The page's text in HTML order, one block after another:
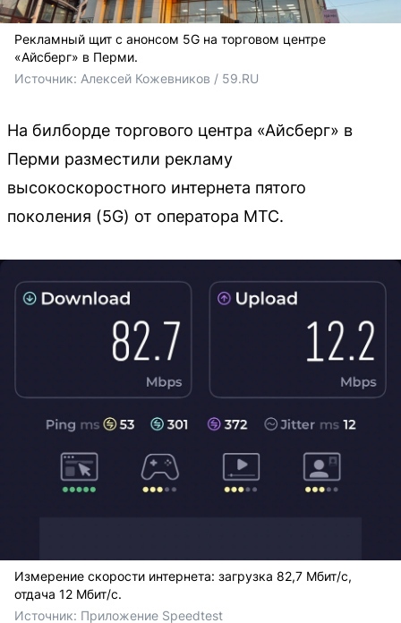
Рекламный щит с анонсом 5G на торговом центре
«Айсберг» в Перми.
Источник: Алексей Кожевников / 59.RU
На билборде торгового центра «Айсберг» в
Перми разместили рекламу
высокоскоростного интернета пятого
поколения (5G) от оператора МТС.
Измерение скорости интернета: загрузка 82,7 Мбит/с,
отдача 12 Мбит/с.
Источник: Приложение Speedtest